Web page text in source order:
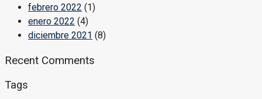
febrero 2022 (1)
enero 2022 (4)
diciembre 2021 (8)
Recent Comments
Tags